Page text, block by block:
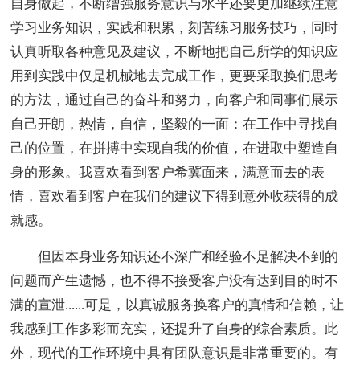
自身做起，不断缯强服务意识与水平还要更加继续注意
学习业务知识，实践和积累，刻苦练习服务技巧，同时
认真听取各种意见及建议，不断地把自己所学的知识应
用到实践中仅是机械地去完成工作，更要采取换们思考
的方法，通过自己的奋斗和努力，向客户和同事们展示
自己开朗，热情，自信，坚毅的一面：在工作中寻找自
己的位置，在拼搏中实现自我的价值，在进取中塑造自
身的形象。我喜欢看到客户希冀面来，满意而去的表
情，喜欢看到客户在我们的建议下得到意外收获得的成
就感。
但因本身业务知识还不深广和经验不足解决不到的
问题而产生遗憾，也不得不接受客户没有达到目的时不
满的宣泄......可是，以真诚服务换客户的真情和信赖，让
我感到工作多彩而充实，还提升了自身的综合素质。此
外，现代的工作环境中具有团队意识是非常重要的。有